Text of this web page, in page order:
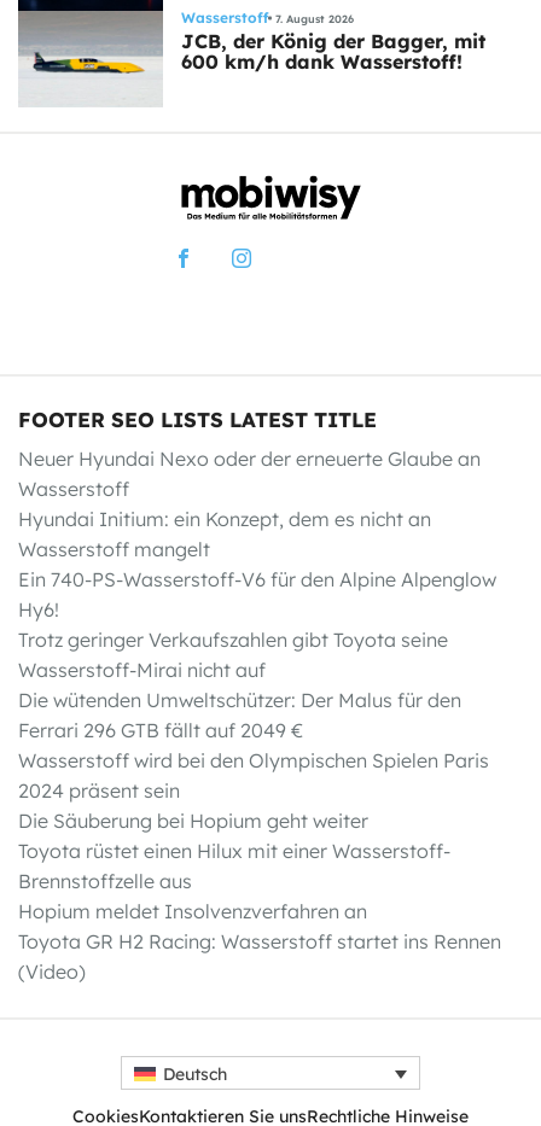
Wasserstoff 7. August 2026
JCB, der König der Bagger, mit
600 km/h dank Wasserstoff!
FOOTER SEO LISTS LATEST TITLE
Neuer Hyundai Nexo oder der erneuerte Glaube an
Wasserstoff
Hyundai Initium: ein Konzept, dem es nicht an
Wasserstoff mangelt
Ein 740-PS-Wasserstoff-V6 für den Alpine Alpenglow
Hy6!
Trotz geringer Verkaufszahlen gibt Toyota seine
Wasserstoff-Mirai nicht auf
Die wütenden Umweltschützer: Der Malus für den
Ferrari 296 GTB fällt auf 2049 €
Wasserstoff wird bei den Olympischen Spielen Paris
2024 präsent sein
Die Säuberung bei Hopium geht weiter
Toyota rüstet einen Hilux mit einer Wasserstoff-
Brennstoffzelle aus
Hopium meldet Insolvenzverfahren an
Toyota GR H2 Racing: Wasserstoff startet ins Rennen
(Video)
Deutsch
CookiesKontaktieren Sie unsRechtliche Hinweise